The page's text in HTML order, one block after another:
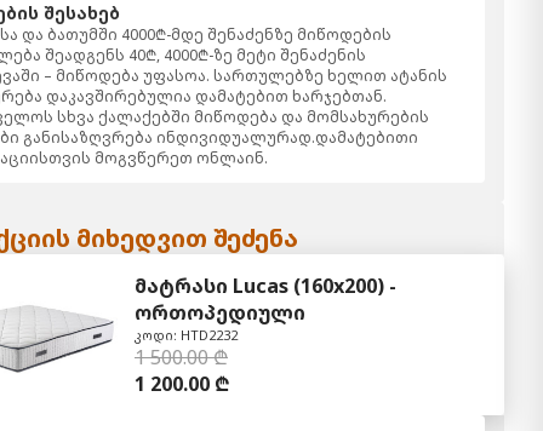
შესახებ
და ბათუმში 4000₾-მდე შენაძენზე მიწოდების
შეადგენს 40₾, 4000₾-ზე მეტი შენაძენის
– მიწოდება უფასოა. სართულებზე ხელით ატანის
დაკავშირებულია დამატებით ხარჯებთან.
სხვა ქალაქებში მიწოდება და მომსახურების
განისაზღვრება ინდივიდუალურად.დამატებითი
მოგვწერეთ ონლაინ.
მიხედვით შეძენა
მატრასი Lucas (160x200) -
ორთოპედიული
კოდი: HTD2232
1 500.00 ₾
1 200.00 ₾